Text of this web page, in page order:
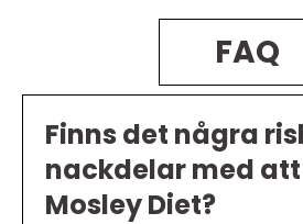
FAQ
Finns det några
nackdelar med
Mosley Diet?